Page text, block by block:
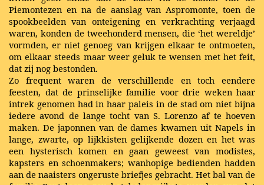
Piemontezen en na de aanslag van Aspromonte, toen de
spookbeelden van onteigening en verkrachting verjaagd
waren, konden de tweehonderd mensen, die ‘het wereldje’
vormden, er niet genoeg van krijgen elkaar te ontmoeten,
om elkaar steeds maar weer geluk te wensen met het feit,
dat zij nog bestonden.
Zo frequent waren de verschillende en toch eendere
feesten, dat de prinselijke familie voor drie weken haar
intrek genomen had in haar paleis in de stad om niet bijna
iedere avond de lange tocht van S. Lorenzo af te hoeven
maken. De japonnen van de dames kwamen uit Napels in
lange, zwarte, op lijkkisten gelijkende dozen en het was
een hysterisch komen en gaan geweest van modistes,
kapsters en schoenmakers; wanhopige bedienden hadden
aan de naaisters ongeruste briefjes gebracht. Het bal van de